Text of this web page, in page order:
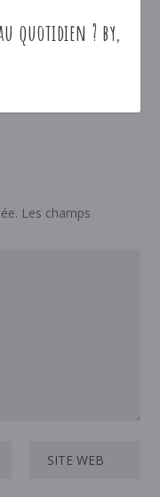
quotidien ? by,
Les champs